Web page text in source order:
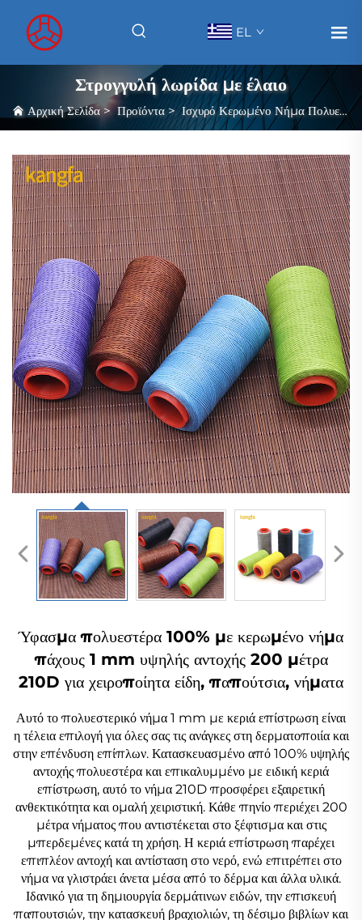
EL
Στρογγυλή λωρίδα με έλαιο
Αρχική Σελίδα>Προϊόντα>Ισχυρό Κερωμένο Νήμα Πολυεστέρα
Ύφασμα πολυεστέρα 100% με κερωμένο νήμα
πάχους 1 mm υψηλής αντοχής 200 μέτρα
210D για χειροποίητα είδη, παπούτσια, νήματα
Αυτό το πολυεστερικό νήμα 1 mm με κεριά επίστρωση είναι
η τέλεια επιλογή για όλες σας τις ανάγκες στη δερματοποιία και
στην επένδυση επίπλων. Κατασκευασμένο από 100% υψηλής
αντοχής πολυεστέρα και επικαλυμμένο με ειδική κεριά
επίστρωση, αυτό το νήμα 210D προσφέρει εξαιρετική
ανθεκτικότητα και ομαλή χειριστική. Κάθε πηνίο περιέχει 200
μέτρα νήματος που αντιστέκεται στο ξέφτισμα και στις
μπερδεμένες κατά τη χρήση. Η κεριά επίστρωση παρέχει
επιπλέον αντοχή και αντίσταση στο νερό, ενώ επιτρέπει στο
νήμα να γλιστράει άνετα μέσα από το δέρμα και άλλα υλικά.
Ιδανικό για τη δημιουργία δερμάτινων ειδών, την επισκευή
παπουτσιών, την κατασκευή βραχιολιών, τη δέσιμο βιβλίων και